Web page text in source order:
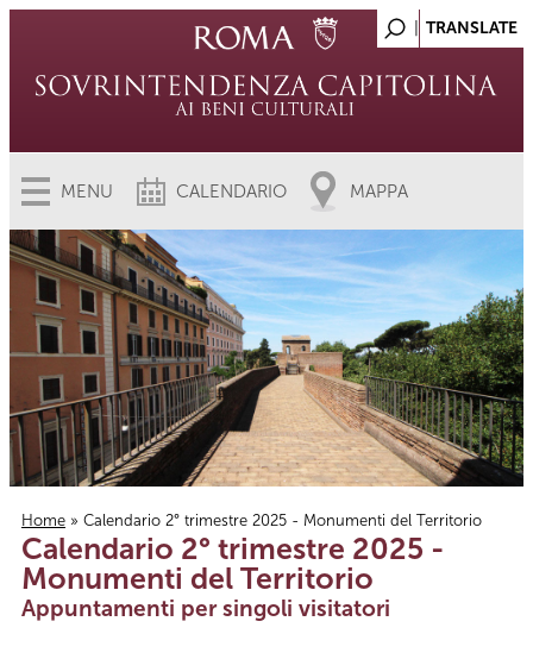
MENU CALENDARIO MAPPA
Tu sei qui
Home » Calendario 2° trimestre 2025 - Monumenti del Territorio
Calendario 2° trimestre 2025 -
Monumenti del Territorio
Appuntamenti per singoli visitatori